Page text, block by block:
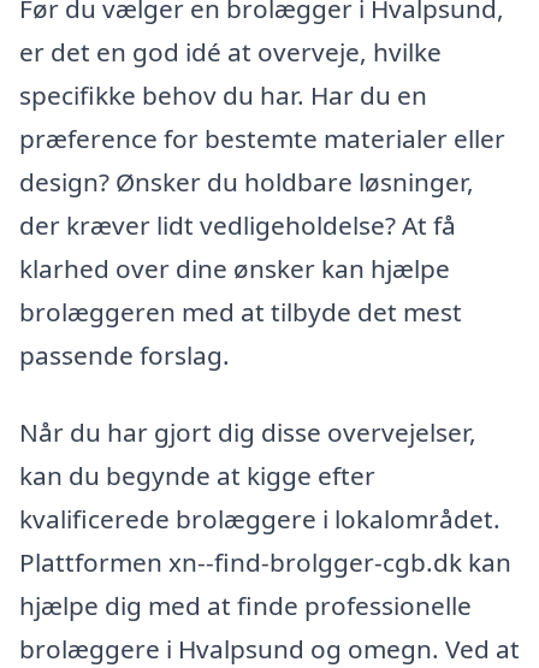
Før du vælger en brolægger i Hvalpsund,
er det en god idé at overveje, hvilke
specifikke behov du har. Har du en
præference for bestemte materialer eller
design? Ønsker du holdbare løsninger,
der kræver lidt vedligeholdelse? At få
klarhed over dine ønsker kan hjælpe
brolæggeren med at tilbyde det mest
passende forslag.
Når du har gjort dig disse overvejelser,
kan du begynde at kigge efter
kvalificerede brolæggere i lokalområdet.
Plattformen xn--find-brolgger-cgb.dk kan
hjælpe dig med at finde professionelle
brolæggere i Hvalpsund og omegn. Ved at